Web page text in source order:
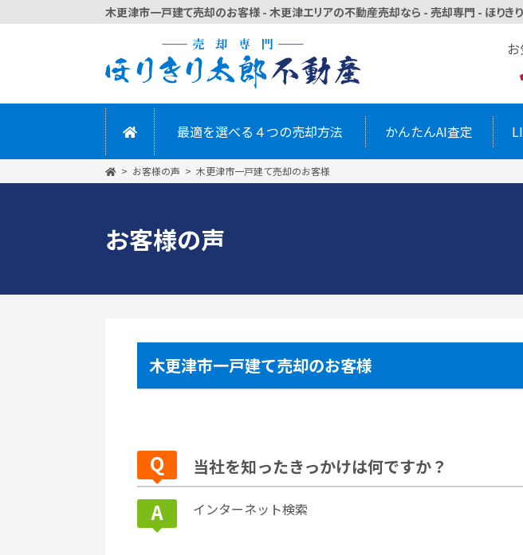
木更津市一戸建て売却のお客様 - 木更津エリアの不動産売却なら - 売却専門 - ほりき
最適を選べる４つの売却方法 かんたんAI査定
お客様の声 木更津市一戸建て売却のお客様
お客様の声
木更津市一戸建て売却のお客様
当社を知ったきっかけは何ですか？
インターネット検索